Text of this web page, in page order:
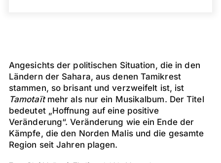
Angesichts der politischen Situation, die in den
Ländern der Sahara, aus denen Tamikrest
stammen, so brisant und verzweifelt ist, ist
Tamotaïtmehr als nur ein Musikalbum. Der Titel
bedeutet „Hoffnung auf eine positive
Veränderung“. Veränderung wie ein Ende der
Kämpfe, die den Norden Malis und die gesamte
Region seit Jahren plagen.